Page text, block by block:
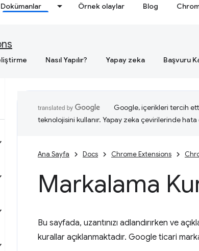
Dokümanlar Örnek olaylar Blog
Nasıl Yapılır? Yapay zeka Başvuru
Google, içerikleri tercih
teknolojisini kullanır. Yapay zeka çevirilerinde hata
Ana Sayfa Docs Chrome Extensions
Markalama
Bu sayfada, uzantınızı adlandırırken ve
kurallar açıklanmaktadır. Google ticari